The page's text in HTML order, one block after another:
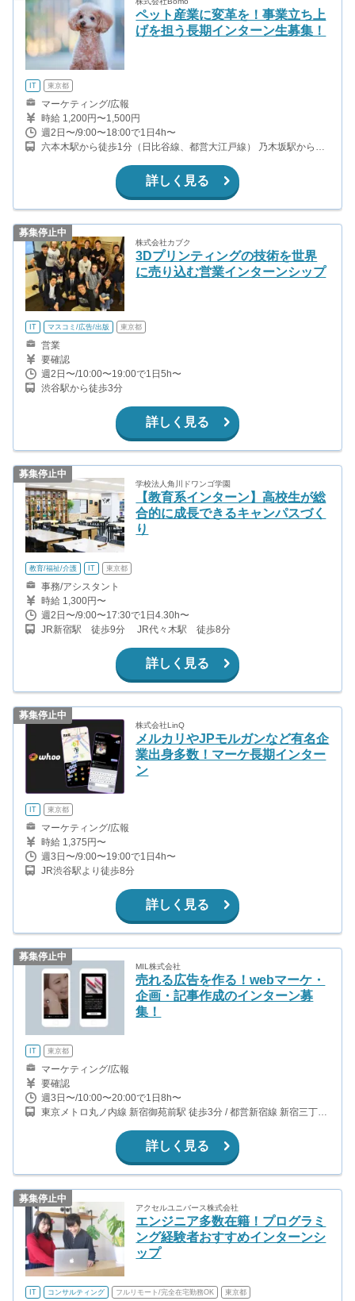
ペット産業に変革を！事業立ち上
げを担う長期インターン生募集！
IT 東京都
マーケティング/広報
時給 1,200円〜1,500円
週2日〜/9:00〜18:00で1日4h〜
六本木駅から徒歩1分（日比谷線、都営大江戸線） 乃木坂駅から徒
詳しく見る
募集停止中
株式会社カブク
3Dプリンティングの技術を世界
に売り込む営業インターンシップ
IT マスコミ/広告/出版 東京都
営業
要確認
週2日〜/10:00〜19:00で1日5h〜
渋谷駅から徒歩3分
詳しく見る
募集停止中
学校法人角川ドワンゴ学園
【教育系インターン】高校生が総
合的に成長できるキャンパスづく
り
教育/福祉/介護 IT 東京都
事務/アシスタント
時給 1,300円〜
週2日〜/9:00〜17:30で1日4.30h〜
JR新宿駅 徒歩9分 JR代々木駅 徒歩8分
詳しく見る
募集停止中
株式会社LinQ
メルカリやJPモルガンなど有名企
業出身多数！マーケ長期インター
ン
IT 東京都
マーケティング/広報
時給 1,375円〜
週3日〜/9:00〜19:00で1日4h〜
JR渋谷駅より徒歩8分
詳しく見る
募集停止中
MIL株式会社
売れる広告を作る！webマーケ・
企画・記事作成のインターン募
集！
IT 東京都
マーケティング/広報
要確認
週3日〜/10:00〜20:00で1日8h〜
東京メトロ丸ノ内線 新宿御苑前駅 徒歩3分 / 都営新宿線 新宿三丁目
詳しく見る
募集停止中
アクセルユニバース株式会社
エンジニア多数在籍！プログラミ
ング経験者おすすめインターンシ
ップ
IT コンサルティング フルリモート/完全在宅勤務OK 東京都